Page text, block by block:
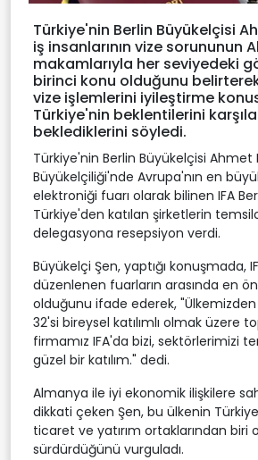
Türkiye'nin Berlin Büyükelçisi
iş insanlarının vize sorununun
makamlarıyla her seviyedeki
birinci konu olduğunu
vize işlemlerini iyileştirme
Türkiye'nin beklentilerini
beklediklerini söyledi.
Türkiye'nin Berlin Büyükelçisi Ahmet
Büyükelçiliği'nde Avrupa'nın en
elektroniği fuarı olarak bilinen IFA
Türkiye'den katılan şirketlerin
delegasyona resepsiyon verdi.
Büyükelçi Şen, yaptığı konuşmada,
düzenlenen fuarların arasında en
olduğunu ifade ederek, "Ülkemizden
32'si bireysel katılımlı olmak üzere
firmamız IFA'da bizi, sektörlerimizi
güzel bir katılım." dedi.
Almanya ile iyi ekonomik ilişkilere
dikkati çeken Şen, bu ülkenin
ticaret ve yatırım ortaklarından biri
sürdürdüğünü vurguladı.